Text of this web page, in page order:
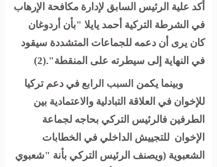
أكد علية الرئيس السابق لإدارة مكافحة الإرهاب
في الشرطة التركية أحمد يايلا "بأن أردوغان
كان يرى أن دعمه للجماعات المتشددة سيقود
في النهاية إلى سيطرته على المنقطة".(2)
وبينما يكمن السبب الرابع في دعم تركيا
للإخوان في العلاقة التبادلية والاعتمادية بين
الطرفين فالرئيس التركي بحاجه لجماعة
الإخوان للتجييش الداخلي في الخطابات
الشعبوية (ويصنف الرئيس التركي بأنة "شعبوي